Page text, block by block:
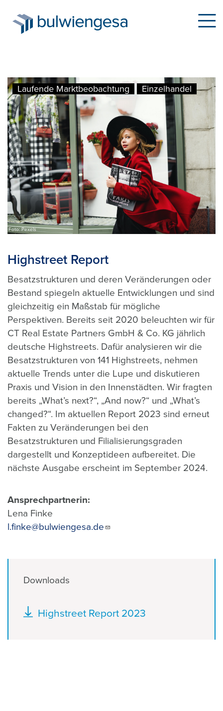
Direkt
zum
Inhalt
Foto: Pexels
Laufende Marktbeobachtung Einzelhandel
Highstreet Report
Besatzstrukturen und deren Veränderungen oder
Bestand spiegeln aktuelle Entwicklungen und sind
gleichzeitig ein Maßstab für mögliche
Perspektiven. Bereits seit 2020 beleuchten wir für
CT Real Estate Partners GmbH & Co. KG jährlich
deutsche Highstreets. Dafür analysieren wir die
Besatzstrukturen von 141 Highstreets, nehmen
aktuelle Trends unter die Lupe und diskutieren
Praxis und Vision in den Innenstädten. Wir fragten
bereits „What’s next?“, „And now?“ und „What’s
changed?“. Im aktuellen Report 2023 sind erneut
Fakten zu Veränderungen bei den
Besatzstrukturen und Filialisierungsgraden
dargestellt und Konzeptideen aufbereitet. Die
nächste Ausgabe erscheint im September 2024.
Ansprechpartnerin:
Lena Finke
l.finke@bulwiengesa.de
Downloads
Dokument
Highstreet Report 2023